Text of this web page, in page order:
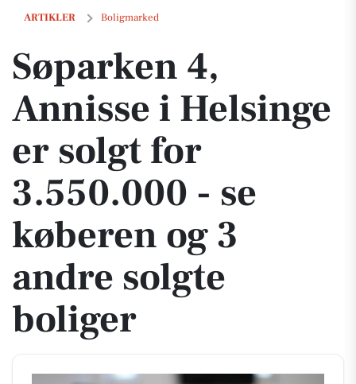
ARTIKLER Boligmarked
Søparken 4, Annisse i Helsinge er solgt for 3.550.000 - se køberen
Søparken 4,
Annisse i Helsinge
er solgt for
3.550.000 - se
køberen og 3
andre solgte
boliger